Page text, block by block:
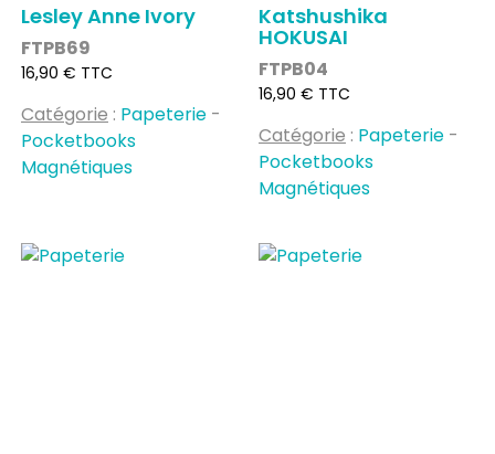
Lesley Anne Ivory
FTPB69
Prix
16,90 € TTC
Catégorie : Papeterie -
Pocketbooks
Magnétiques
Katshushika
HOKUSAI
FTPB04
Prix
16,90 € TTC
Catégorie : Papeterie -
Pocketbooks
Magnétiques